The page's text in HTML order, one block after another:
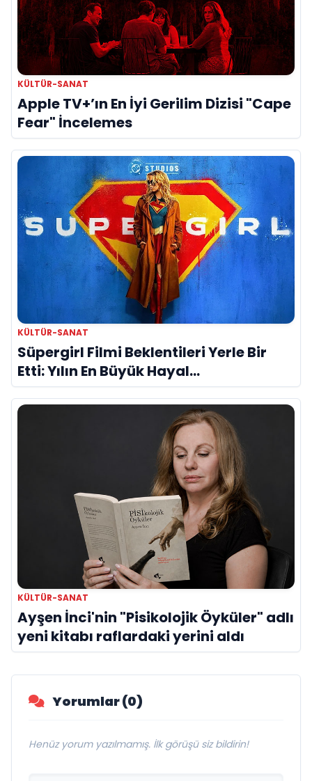
KÜLTÜR-SANAT
Apple TV+’ın En İyi Gerilim Dizisi "Cape
Fear" İncelemes
KÜLTÜR-SANAT
Süpergirl Filmi Beklentileri Yerle Bir
Etti: Yılın En Büyük Hayal
Kırıklıklarından Biri mi?
KÜLTÜR-SANAT
Ayşen İnci'nin "Pisikolojik Öyküler" adlı
yeni kitabı raflardaki yerini aldı
Yorumlar (0)
Henüz yorum yazılmamış. İlk görüşü siz bildirin!